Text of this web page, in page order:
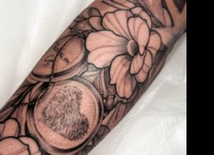
Honorata Gawryś
Olsztyn
& Grey / Dotwork / Geometryczny / Ornamenty /
/ Kaligrafia / Lettering / Line work / Fineline /
Outline
WIADOMOŚĆ
TATTOO LIFE